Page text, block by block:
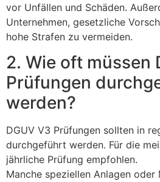
vor Unfällen und Schäden.
Unternehmen, gesetzliche
hohe Strafen zu vermeiden.
2. Wie oft müssen
Prüfungen
werden?
DGUV V3 Prüfungen sollten in
durchgeführt werden. Für die
jährliche Prüfung empfohlen.
Manche speziellen Anlagen oder